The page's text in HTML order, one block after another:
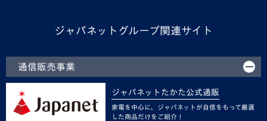
ジャパネットグループ関連サイト
通信販売事業
ジャパネットたかた公式通販
家電を中心に、ジャパネットが自信をもって厳選
した商品だけをご紹介！